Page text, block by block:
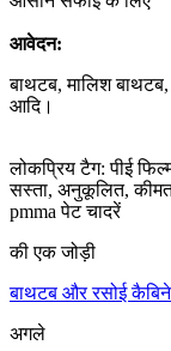
आवेदन:
बाथटब, मालिश
आदि।
लोकप्रिय टैग: पीई
सस्ता, अनुकूलित,
pmma पेट चादरें
की एक जोड़ी
बाथटब और रसोई
अगले